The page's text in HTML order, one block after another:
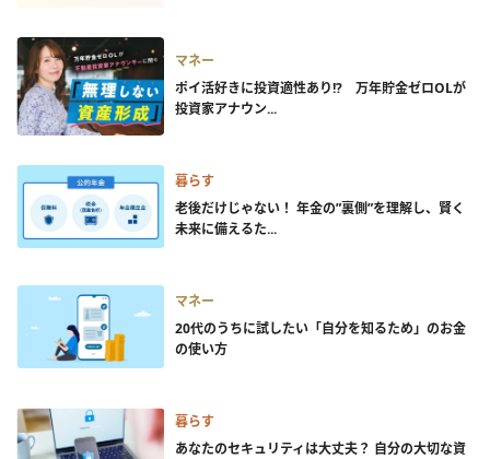
マネー
ポイ活好きに投資適性あり!? 万年貯金ゼロOLが
投資家アナウン...
暮らす
老後だけじゃない！ 年金の”裏側”を理解し、賢く
未来に備えるた...
マネー
20代のうちに試したい「自分を知るため」のお金
の使い方
暮らす
あなたのセキュリティは大丈夫？ 自分の大切な資